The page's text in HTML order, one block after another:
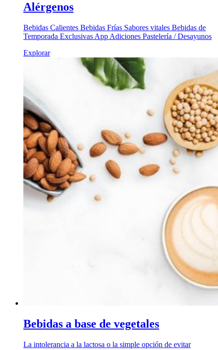
Alérgenos
Bebidas Calientes Bebidas Frías Sabores vitales Bebidas de
Temporada Exclusivas App Adiciones Pastelería / Desayunos
Explorar
Bebidas a base de vegetales
La intolerancia a la lactosa o la simple opción de evitar